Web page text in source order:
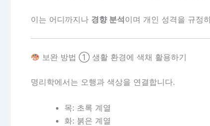
이는 어디까지나 경향 분석이며 개인 성격을 규정
보완 방법 ① 생활 환경에 색채 활용하기
명리학에서는 오행과 색상을 연결합니다.
목: 초록 계열
화: 붉은 계열